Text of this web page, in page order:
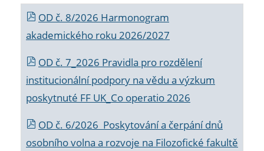
OD č. 8/2026 Harmonogram
akademického roku 2026/2027
OD č. 7_2026 Pravidla pro rozdělení
institucionální podpory na vědu a výzkum
poskytnuté FF UK_Co operatio 2026
OD č. 6/2026 Poskytování a čerpání dnů
osobního volna a rozvoje na Filozofické fakultě